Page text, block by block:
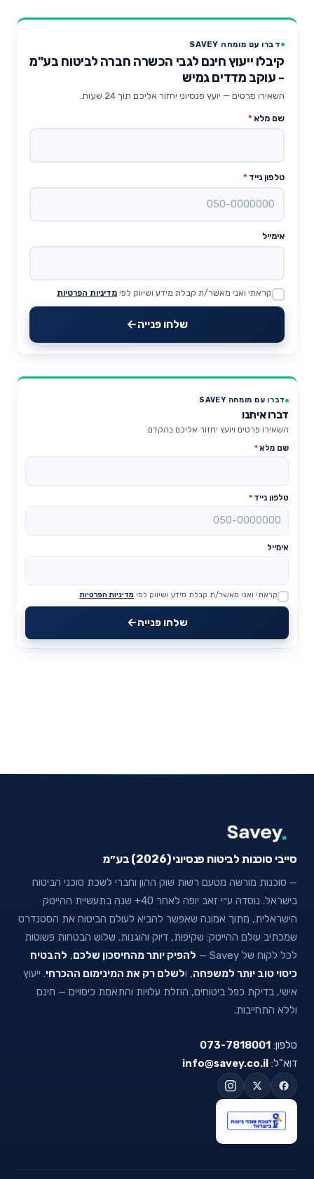
דברו עם מומחה SAVEY
קיבלו ייעוץ חינם לגבי הכשרה חברה לביטוח בע"מ
- עוקב מדדים גמיש
השאירו פרטים — יועץ פנסיוני יחזור אליכם תוך 24 שעות.
שם מלא *
טלפון נייד *
אימייל
Website
קראתי ואני מאשר/ת קבלת מידע ושיווק לפי מדיניות הפרטיות
שלחו פנייה
דברו עם מומחה SAVEY
דברו איתנו
השאירו פרטים ויועץ יחזור אליכם בהקדם.
שם מלא*
טלפון נייד *
אימייל
Website
קראתי ואני מאשר/ת קבלת מידע ושיווק לפי מדיניות הפרטיות
שלחו פנייה
סייבי סוכנות לביטוח פנסיוני (2026) בע״מ
— סוכנות מורשה מטעם רשות שוק ההון וחברי לשכת סוכני הביטוח
בישראל. נוסדה ע״י זאב יופה לאחר 40+ שנה בתעשיית ההייטק
הישראלית, מתוך אמונה שאפשר להביא לעולם הביטוח את הסטנדרט
שמכתיב עולם ההייטק: שקיפות, דיוק והוגנות. שלוש הבטחות פשוטות
לכל לקוח של Savey —
להפיק יותר מהחיסכון שלכם, להבטיח
כיסוי טוב יותר למשפחה, ולשלם רק את המינימום ההכרחי. ייעוץ
אישי, בדיקת כפל ביטוחים, הוזלת עלויות והתאמת כיסויים — חינם
וללא התחייבות.
טלפון: 073-7818001
דוא"ל: info@savey.co.il